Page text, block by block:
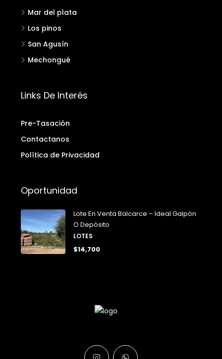
Mar del plata
Los pinos
San Agusín
Mechongué
Links De Interés
Pre-Tasación
Contactanos
Política de Privacidad
Oportunidad
Lote En Venta Balcarce – Ideal Galpón
O Depósito
LOTES
$14,700